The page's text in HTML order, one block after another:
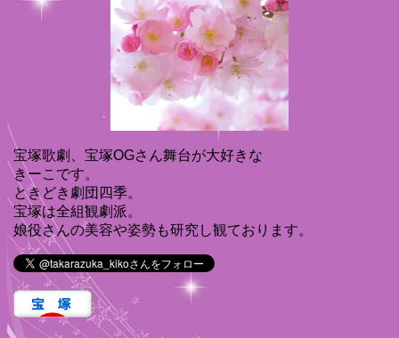
宝塚歌劇、宝塚OGさん舞台が大好きな
きーこです。
ときどき劇団四季。
宝塚は全組観劇派。
娘役さんの美容や姿勢も研究し観ております。